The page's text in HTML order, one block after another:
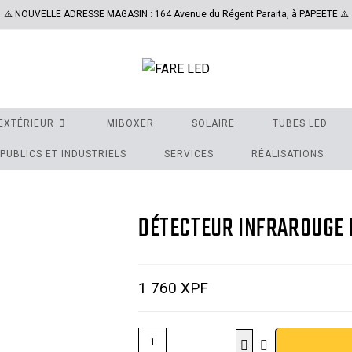
⚠️ NOUVELLE ADRESSE MAGASIN : 164 Avenue du Régent Paraita, à PAPEETE ⚠️
EXTÉRIEUR MIBOXER SOLAIRE TUBES LED
PUBLICS ET INDUSTRIELS SERVICES RÉALISATIONS
DÉTECTEUR
1 760 XPF